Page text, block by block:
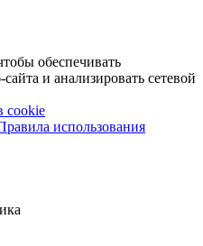
обеспечивать
и анализировать сетевой
cookie
использования